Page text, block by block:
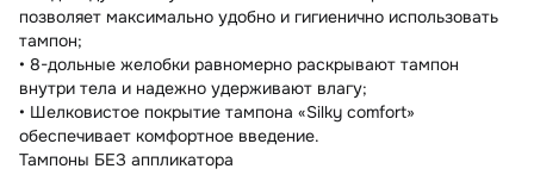
позволяет максимально удобно и гигиенично использовать
тампон;
• 8-дольные желобки равномерно раскрывают тампон
внутри тела и надежно удерживают влагу;
• Шелковистое покрытие тампона «Silky comfort»
обеспечивает комфортное введение.
Тампоны БЕЗ аппликатора